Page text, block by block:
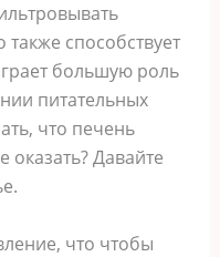
способствует
большую роль
питательных
что печень
оказать? Давайте
что чтобы